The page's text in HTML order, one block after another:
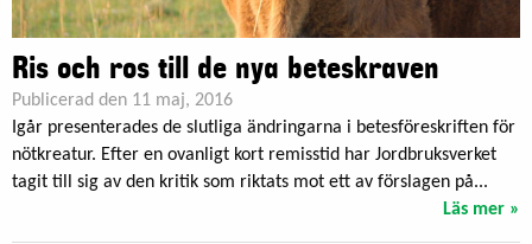
Ris och ros till de nya beteskraven
Publicerad den 11 maj, 2016
Igår presenterades de slutliga ändringarna i betesföreskriften för
nötkreatur. Efter en ovanligt kort remisstid har Jordbruksverket
tagit till sig av den kritik som riktats mot ett av förslagen på...
Läs mer »